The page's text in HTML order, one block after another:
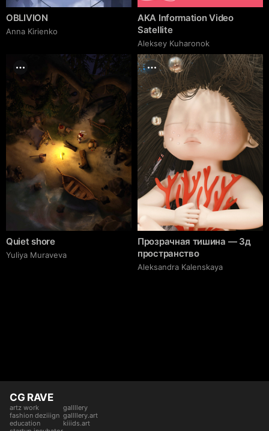
OBLIVION
Anna Kirienko
AKA Information Video
Satellite
Aleksey Kuharonok
Quiet shore
Yuliya Muraveva
Прозрачная тишина — 3д
пространство
Aleksandra Kalenskaya
CG RAVE
artz work
fashion deziiign
education
gallllery
gallllery.art
kiiids.art